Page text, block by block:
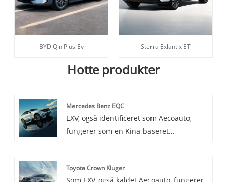
BYD Qin Plus Ev Sterra Exlantix ET
Hotte produkter
Mercedes Benz EQC
EXV, også identificeret som Aecoauto,
fungerer som en Kina-baseret
Mercedes Benz EQC. Mercedes Benz EQC
Toyota Crown Kluger